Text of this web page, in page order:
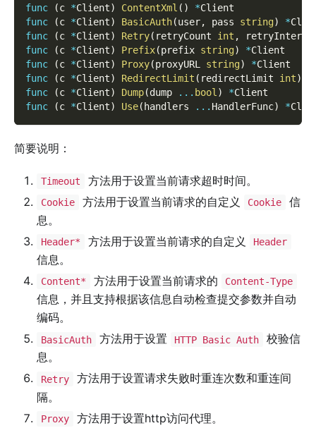
func
(c *Client) ContentXml ( ) *Client
func
(c *Client) BasicAuth(user, pass string) *
func
(c *Client) Retry( retryCount int ,
func
(c *Client) Prefix(prefix string) *Client
func
(c *Client) Proxy(proxyURL string) *Client
func
(c *Client) RedirectLimit ( redirectLimit int)
func
(c *Client) Dump(dump ... bool ) *Client
func
(c *Client) Use( handlers ... HandlerFunc) *
简要说明：
Timeout 方法用于设置当前请求超时时间。
Cookie 方法用于设置当前请求的自定义 Cookie
信
息。
Header* 方法用于设置当前请求的自定义 Header
信息。
Content* 方法用于设置当前请求的 Content-Type
信息，并且支持根据该信息自动检查提交参数并自动
编码。
BasicAuth 方法用于设置 HTTP Basic Auth
校验信
息。
Retry
方法用于设置请求失败时重连次数和重连间
隔。
Proxy 方法用于设置http访问代理。